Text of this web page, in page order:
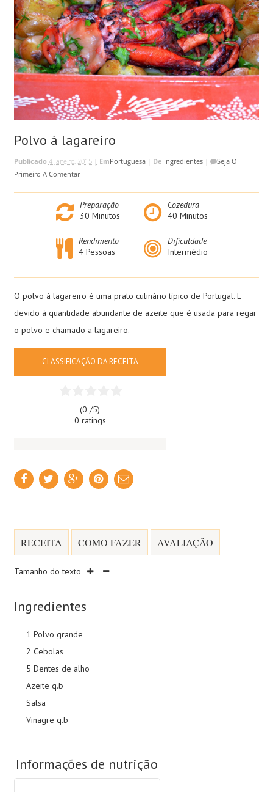
Polvo á lagareiro
Publicado 4 Janeiro, 2015 | EmPortuguesa| De Ingredientes|
Seja O
Primeiro A Comentar
Preparação
30 Minutos
Cozedura
40 Minutos
Rendimento
4 Pessoas
Dificuldade
Intermédio
O polvo à lagareiro é uma prato culinário típico de Portugal. E
devido à quantidade abundante de azeite que é usada para regar
o polvo e chamado a lagareiro.
CLASSIFICAÇÃO DA RECEITA
(0 /5)
0 ratings
RECEITA COMO FAZER AVALIAÇÃO
Tamanho do texto
Ingredientes
1 Polvo grande
2 Cebolas
5 Dentes de alho
Azeite q.b
Salsa
Vinagre q.b
Informações de nutrição